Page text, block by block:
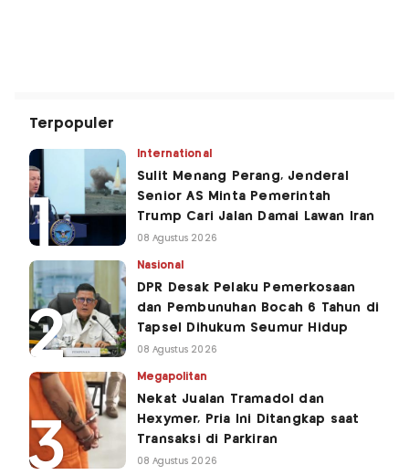
Terpopuler
International
Sulit Menang Perang, Jenderal
Senior AS Minta Pemerintah
Trump Cari Jalan Damai Lawan Iran
08 Agustus 2026
Nasional
DPR Desak Pelaku Pemerkosaan
dan Pembunuhan Bocah 6 Tahun di
Tapsel Dihukum Seumur Hidup
08 Agustus 2026
Megapolitan
Nekat Jualan Tramadol dan
Hexymer, Pria Ini Ditangkap saat
Transaksi di Parkiran
08 Agustus 2026